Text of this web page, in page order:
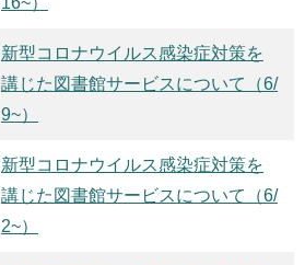
新型コロナウイルス感染症対策を
講じた図書館サービスについて（6/
9~）
新型コロナウイルス感染症対策を
講じた図書館サービスについて（6/
2~）